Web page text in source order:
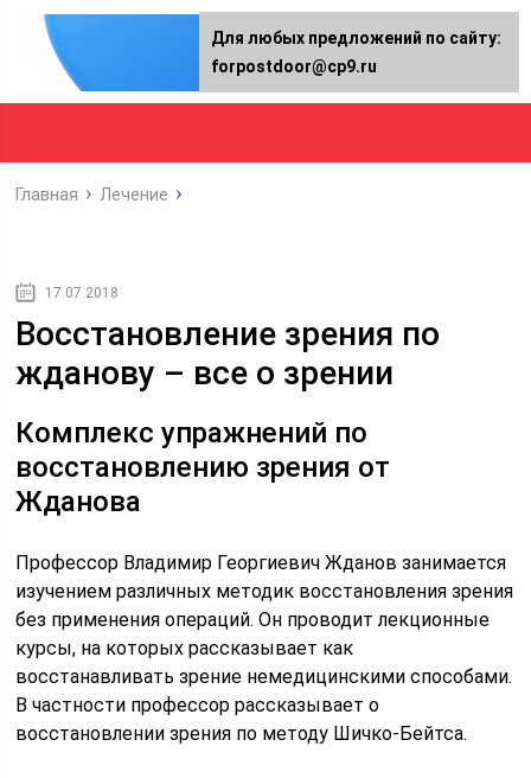
Главная Лечение
17.07.2018
Восстановление зрения по
жданову – все о зрении
Комплекс упражнений по
восстановлению зрения от
Жданова
Профессор Владимир Георгиевич Жданов занимается
изучением различных методик восстановления зрения
без применения операций. Он проводит лекционные
курсы, на которых рассказывает как
восстанавливать зрение немедицинскими способами.
В частности профессор рассказывает о
восстановлении зрения по методу Шичко-Бейтса.
Для любых предложений по сайту:
forpostdoor@cp9.ru